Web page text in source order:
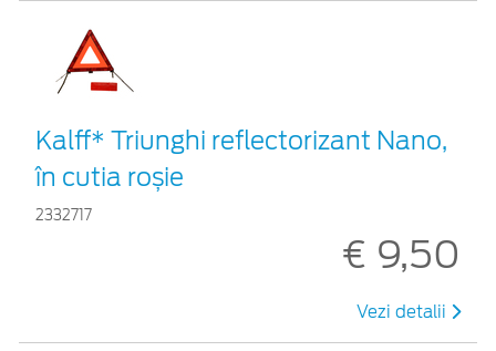
Kalff* Triunghi reflectorizant Nano,
în cutia roșie
2332717
€ 9,50
Vezi detalii